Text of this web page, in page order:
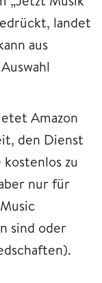
landet
aus
Amazon
den Dienst
zu
nur für
sind oder